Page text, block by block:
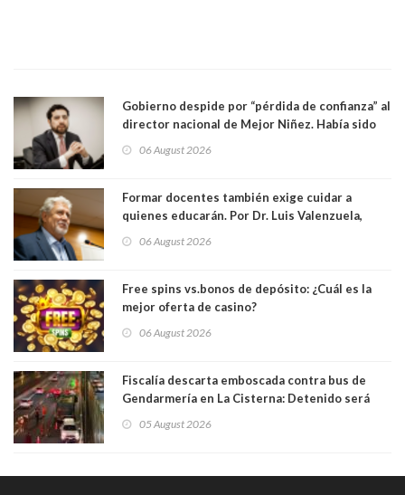
Gobierno despide por “pérdida de confianza” al
director nacional de Mejor Niñez. Había sido
06 August 2026
Formar docentes también exige cuidar a
quienes educarán. Por Dr. Luis Valenzuela,
Académicos U. Católica Silva Henríquez
06 August 2026
Free spins vs.bonos de depósito: ¿Cuál es la
mejor oferta de casino?
06 August 2026
Fiscalía descarta emboscada contra bus de
Gendarmería en La Cisterna: Detenido será
05 August 2026